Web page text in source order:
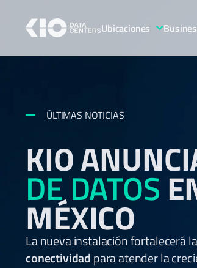
Ubicaciones
ÚLTIMAS NOTICIAS
KIO
DE DATOS
MÉXICO
La nueva instalación fortalecerá
conectividadpara atender la